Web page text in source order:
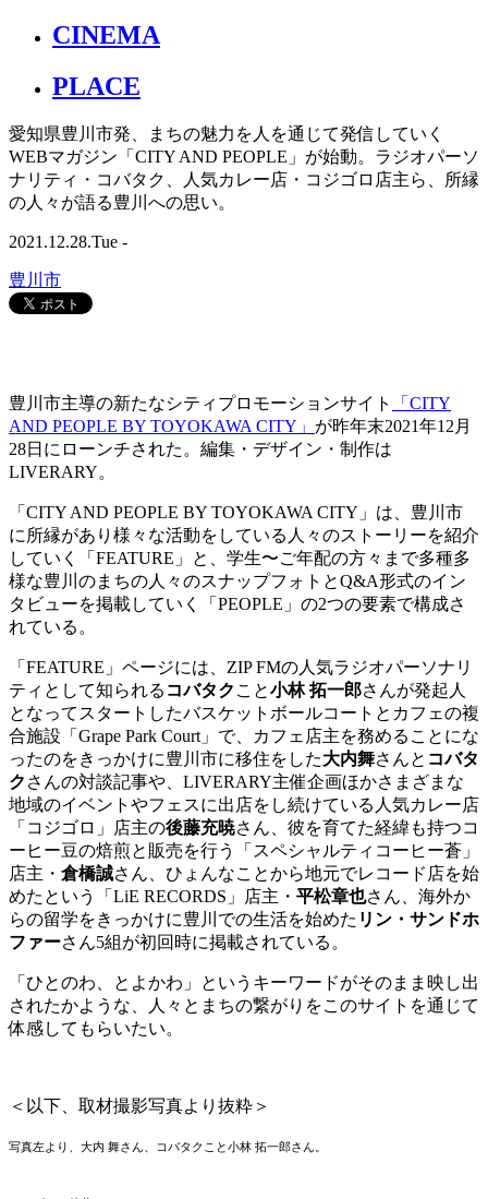
CINEMA
PLACE
愛知県豊川市発、まちの魅力を人を通じて発信していく
WEBマガジン「CITY AND PEOPLE」が始動。ラジオパーソ
ナリティ・コバタク、人気カレー店・コジゴロ店主ら、所縁
の人々が語る豊川への思い。
2021.12.28.Tue -
豊川市
豊川市主導の新たなシティプロモーションサイト
「CITY
AND PEOPLE BY TOYOKAWA CITY」 が昨年末2021年12月
28日にローンチされた。編集・デザイン・制作は
LIVERARY。
「CITY AND PEOPLE BY TOYOKAWA CITY」は、豊川市
に所縁があり様々な活動をしている人々のストーリーを紹介
していく「FEATURE」と、学生〜ご年配の方々まで多種多
様な豊川のまちの人々のスナップフォトとQ&A形式のイン
タビューを掲載していく「PEOPLE」の2つの要素で構成さ
れている。
「FEATURE」ページには、ZIP FMの人気ラジオパーソナリ
ティとして知られる コバタク こと小林 拓一郎さんが発起人
となってスタートしたバスケットボールコートとカフェの複
合施設「Grape Park Court」で、カフェ店主を務めることにな
ったのをきっかけに豊川市に移住をした大内舞さんと コバタ
ク さんの対談記事や、LIVERARY主催企画ほかさまざまな
地域のイベントやフェスに出店をし続けている人気カレー店
「コジゴロ」店主の後藤充暁さん、彼を育てた経緯も持つコ
ーヒー豆の焙煎と販売を行う「スペシャルティコーヒー蒼」
店主・ 倉橋誠さん、ひょんなことから地元でレコード店を始
めたという「LiE RECORDS」店主・ 平松章也さん、海外か
らの留学をきっかけに豊川での生活を始めた リン・サンドホ
ファーさん5組が初回時に掲載されている。
「ひとのわ、とよかわ」というキーワードがそのまま映し出
されたかような、人々とまちの繋がりをこのサイトを通じて
体感してもらいたい。
＜以下、取材撮影写真より抜粋＞
写真左より、 大内 舞さん、コバタクこと小林 拓一郎さん。